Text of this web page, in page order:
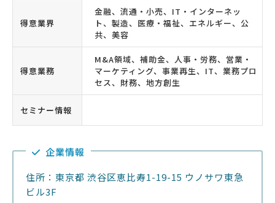
得意業界
金融、流通・小売、IT・インターネッ
ト、製造、医療・福祉、エネルギー、公
共、美容
得意業務
M&A領域、補助金、人事・労務、営業・
マーケティング、事業再生、IT、業務プロ
セス、財務、地方創生
セミナー情報
企業情報
住所：東京都 渋谷区恵比寿1-19-15 ウノサワ東急
ビル3F